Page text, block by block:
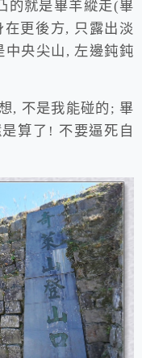
的就是畢羊縱走(畢
更後方, 只露出淡
中央尖山, 左邊鈍鈍
, 不是我能碰的; 畢
算了! 不要逼死自